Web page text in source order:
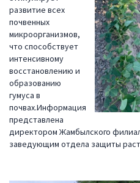
развитие всех
почвенных
микроорганизмов,
что способствует
интенсивному
восстановлению и
образованию
гумуса в
почвах.Информация
представлена
директором Жамбылского
заведующим отдела защиты